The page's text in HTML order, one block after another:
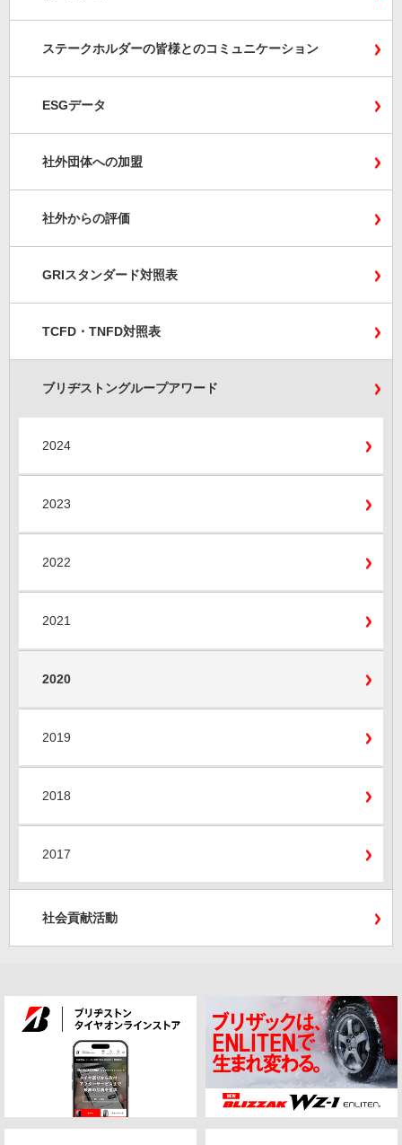
ステークホルダーの皆様とのコミュニケーション
ESGデータ
社外団体への加盟
社外からの評価
GRIスタンダード対照表
TCFD・TNFD対照表
ブリヂストングループアワード
2024
2023
2022
2021
2020
2019
2018
2017
社会貢献活動